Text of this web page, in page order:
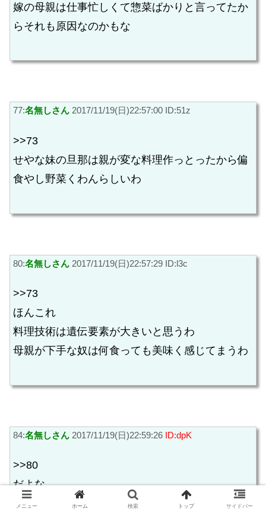
嫁の母親は仕事忙しくて惣菜ばかりと言ってたか
らそれも原因なのかもな
77:名無しさん 2017/11/19(日)22:57:00 ID:51z
>>73
せやな妹の旦那は親が変な料理作っとったから偏
食やし野菜くわんらしいわ
80:名無しさん 2017/11/19(日)22:57:29 ID:l3c
>>73
ほんこれ
料理技術は遺伝要素が大きいと思うわ
母親が下手な奴は何食っても美味く感じてまうわ
84:名無しさん 2017/11/19(日)22:59:26 ID:dpK
>>80
だよな
いくら惣菜うまくても親が作り方しらんと子に教
メニュー ホーム 検索 トップ サイドバー